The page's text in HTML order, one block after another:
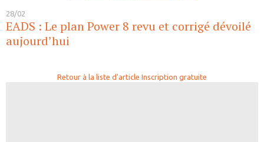
28/02
EADS : Le plan Power 8 revu et corrigé dévoilé
aujourd’hui
Retour à la liste d'article Inscription gratuite